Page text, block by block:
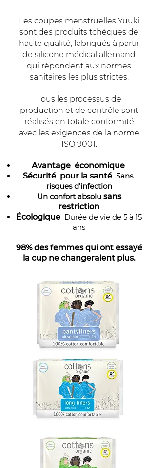
Les coupes menstruelles Yuuki
sont des produits tchèques de
haute qualité, fabriqués à partir
de silicone médical allemand
qui répondent aux normes
sanitaires les plus strictes.
Tous les processus de
production et de contrôle sont
réalisés en totale conformité
avec les exigences de la norme
ISO 9001.
Avantage économique
Sécurité pour la santé Sans
risques d'infection
Un confort absolu sans
restriction
Écologique Durée de vie de 5 à 15
ans
98% des femmes qui ont essayé
la cup ne changeraient plus.